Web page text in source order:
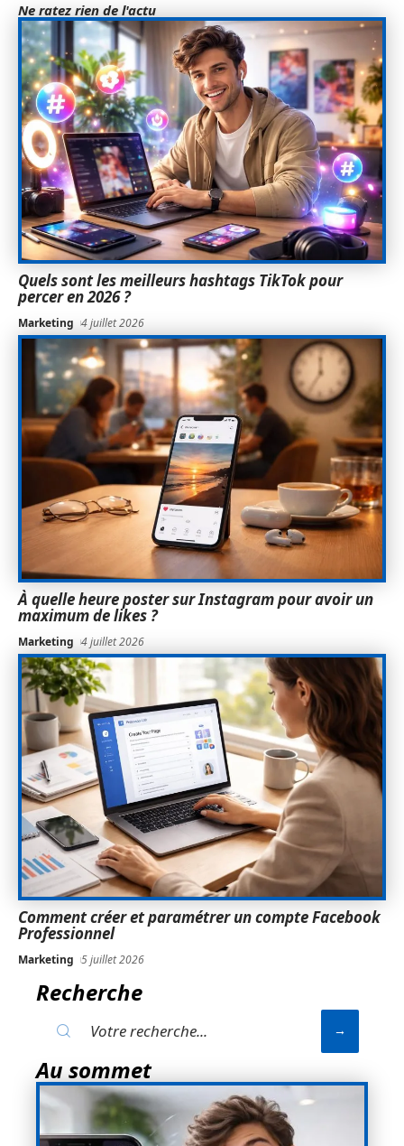
Ne ratez rien de l'actu
Quels sont les meilleurs hashtags TikTok pour
percer en 2026 ?
Marketing 4 juillet 2026
À quelle heure poster sur Instagram pour avoir un
maximum de likes ?
Marketing 4 juillet 2026
Comment créer et paramétrer un compte Facebook
Professionnel
Marketing 5 juillet 2026
Recherche
Au sommet